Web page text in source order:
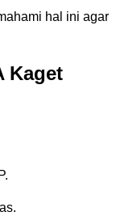
hal ini agar
Kaget